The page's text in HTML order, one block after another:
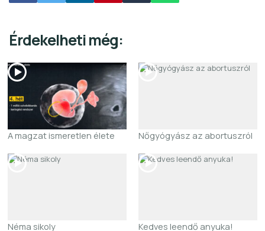
Érdekelheti még:
A magzat ismeretlen élete Nőgyógyász az abortuszról
Néma sikoly Kedves leendő anyuka!